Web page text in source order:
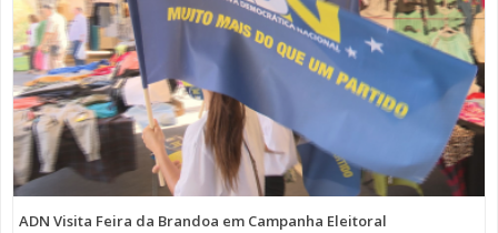
ADN Visita Feira da Brandoa em Campanha Eleitoral